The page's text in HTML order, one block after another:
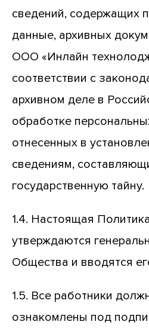
сведений, содержащих
данные, архивных
ООО «Инлайн
соответствии с
архивном деле в
обработке
отнесенных в
сведениям,
государственную тайну.
1.4. Настоящая
утверждаются
Общества и вводятся
1.5. Все работники
ознакомлены под